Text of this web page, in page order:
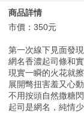
商品詳情
市價：350元
第一次線下見面發
網名香濃起司條和
現實一瞬的火花就
展開彆扭害羞又心
不用按頭自然撒糖閃
起司是網名，純情